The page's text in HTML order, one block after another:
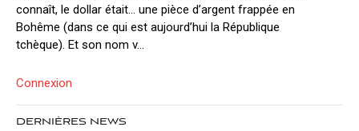
connaît, le dollar était… une pièce d’argent frappée en
Bohême (dans ce qui est aujourd’hui la République
tchèque). Et son nom v...
Connexion
DERNIÈRES NEWS